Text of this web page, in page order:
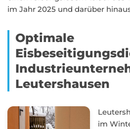
im Jahr 2025 und darüber
Optimale
Leutershausen
im